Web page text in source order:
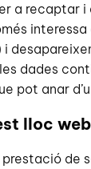
a recaptar
dades
pot anar
lloc web
de